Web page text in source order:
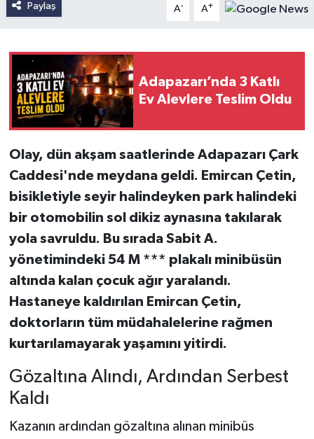
Paylaş A- A+
Adapazarı’nda 3 Katlı
Ev Alevlere Teslim Oldu
Olay, dün akşam saatlerinde Adapazarı Çark
Caddesi'nde meydana geldi. Emircan Çetin,
bisikletiyle seyir halindeyken park halindeki
bir otomobilin sol dikiz aynasına takılarak
yola savruldu. Bu sırada Sabit A.
yönetimindeki 54 M *** plakalı minibüsün
altında kalan çocuk ağır yaralandı.
Hastaneye kaldırılan Emircan Çetin,
doktorların tüm müdahalelerine rağmen
kurtarılamayarak yaşamını yitirdi.
Gözaltına Alındı, Ardından Serbest
Kaldı
Kazanın ardından gözaltına alınan minibüs